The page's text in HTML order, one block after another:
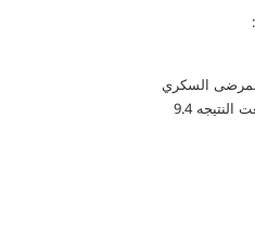
:
السكري
9.4